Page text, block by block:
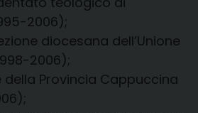
2006);
diocesana dell’Unione
2006);
della Provincia Cappuccina